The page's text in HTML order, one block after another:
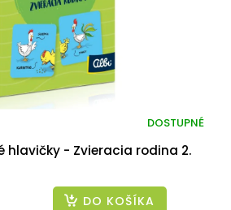
hlavičky - Zvieracia rodina 2.
DOSTUPNÉ
DO KOŠÍKA